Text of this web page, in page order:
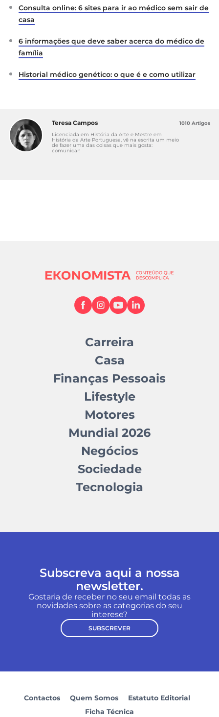
Consulta online: 6 sites para ir ao médico sem sair de
casa
6 informações que deve saber acerca do médico de
família
Historial médico genético: o que é e como utilizar
Teresa Campos
Licenciada em História da Arte e Mestre em
História da Arte Portuguesa, vê na escrita um meio
de fazer uma das coisas que mais gosta:
comunicar!
1010 Artigos
Carreira
Casa
Finanças Pessoais
Lifestyle
Motores
Mundial 2026
Negócios
Sociedade
Tecnologia
Subscreva aqui a nossa
newsletter.
Gostaria de receber no seu email todas as
novidades sobre as categorias do seu
interese?
SUBSCREVER
Contactos Quem Somos
Estatuto Editorial
Ficha Técnica